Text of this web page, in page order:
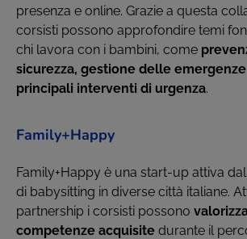
presenza e online. Grazie a questa
corsisti possono approfondire temi
chi lavora con i bambini, come
sicurezza, gestione delle
principali interventi di urgenza.
Family+Happy
Family+Happy è una start-up attiva dal
di babysitting in diverse città italiane.
partnership i corsisti possono
competenze acquisite durante il